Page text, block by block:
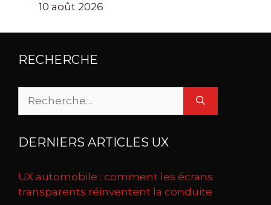
10 août 2026
RECHERCHE
Rechercher :
DERNIERS ARTICLES UX
UX automobile : comment les écrans
transparents réinventent la conduite